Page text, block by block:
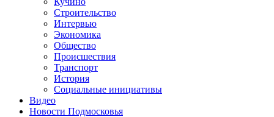
Строительство
Интервью
Экономика
Общество
Происшествия
Транспорт
История
Социальные инициативы
Видео
Новости Подмосковья